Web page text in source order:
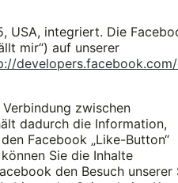
USA, integriert. Die
mir“) auf unserer
zwischen
dadurch die Information,
Facebook „Like-Button“
Sie die Inhalte
den Besuch unserer